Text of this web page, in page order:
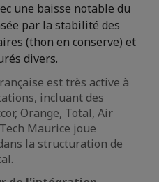
une baisse notable du
par la stabilité des
(thon en conserve) et
divers.
est très active à
incluant des
Orange, Total, Air
Maurice joue
la structuration de